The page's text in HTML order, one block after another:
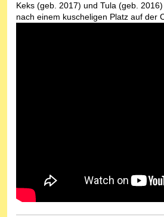
Keks (geb. 2017) und Tula (geb.
nach einem kuscheligen Platz auf der